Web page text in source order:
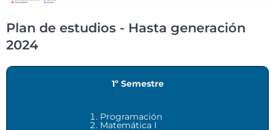
Plan de estudios - Hasta generación
2024
1º Semestre
Programación
Matemática I